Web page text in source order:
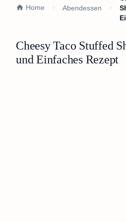
Home Abendessen
Cheesy Taco Stuffed
und Einfaches Rezept